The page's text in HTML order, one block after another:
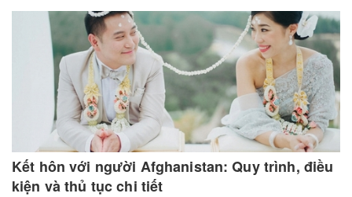
Kết hôn với người Afghanistan: Quy trình, điều
kiện và thủ tục chi tiết